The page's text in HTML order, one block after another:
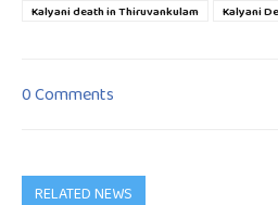
Kalyani death in Thiruvankulam
Kalyani
0 Comments
RELATED NEWS